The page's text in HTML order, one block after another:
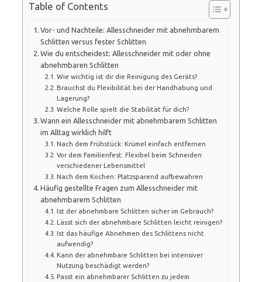
Table of Contents
Vor- und Nachteile: Allesschneider mit abnehmbarem
Schlitten versus fester Schlitten
Wie du entscheidest: Allesschneider mit oder ohne
abnehmbaren Schlitten
Wie wichtig ist dir die Reinigung des Geräts?
Brauchst du Flexibilität bei der Handhabung und
Lagerung?
Welche Rolle spielt die Stabilität für dich?
Wann ein Allesschneider mit abnehmbarem Schlitten
im Alltag wirklich hilft
Nach dem Frühstück: Krümel einfach entfernen
Vor dem Familienfest: Flexibel beim Schneiden
verschiedener Lebensmittel
Nach dem Kochen: Platzsparend aufbewahren
Häufig gestellte Fragen zum Allesschneider mit
abnehmbarem Schlitten
Ist der abnehmbare Schlitten sicher im Gebrauch?
Lässt sich der abnehmbare Schlitten leicht reinigen?
Ist das häufige Abnehmen des Schlittens nicht
aufwendig?
Kann der abnehmbare Schlitten bei intensiver
Nutzung beschädigt werden?
Passt ein abnehmbarer Schlitten zu jedem